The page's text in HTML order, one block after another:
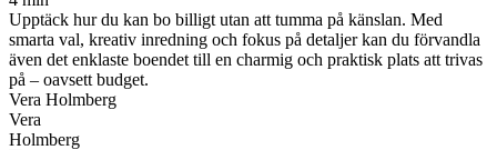
Upptäck hur du kan bo billigt utan att tumma på känslan. Med
smarta val, kreativ inredning och fokus på detaljer kan du förvandla
även det enklaste boendet till en charmig och praktisk plats att trivas
på – oavsett budget.
Vera Holmberg
Vera
Holmberg